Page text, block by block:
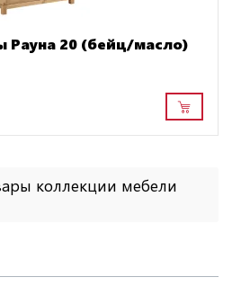
20 (бейц/масло)
коллекции мебели